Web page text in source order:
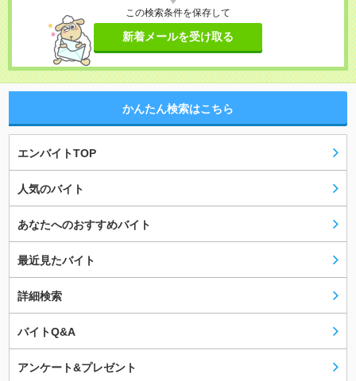
この検索条件を保存して
新着メールを受け取る
かんたん検索はこちら
エンバイトTOP
人気のバイト
あなたへのおすすめバイト
最近見たバイト
詳細検索
バイトQ&A
アンケート&プレゼント